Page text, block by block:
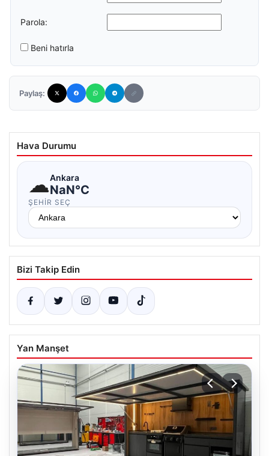
Parola:
Beni hatırla
Paylaş:
Hava Durumu
☁Ankara
NaN°C
ŞEHIR SEÇ
Bizi Takip Edin
Yan Manşet